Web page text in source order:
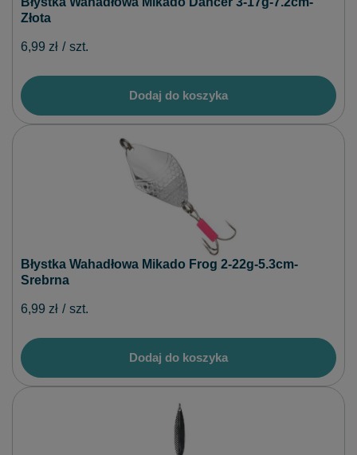
Złota
6,99 zł / szt.
Dodaj do koszyka
Błystka Wahadłowa Mikado Frog 2-22g-5.3cm-
Srebrna
6,99 zł / szt.
Dodaj do koszyka